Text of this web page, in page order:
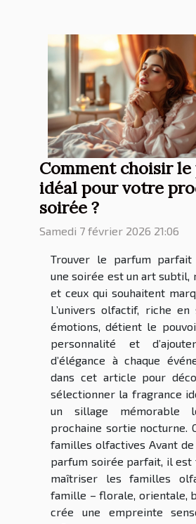
Comment choisir
idéal pour votre
soirée ?
Samedi 7 février 2026 21:06
Trouver le parfum
une soirée est un art subtil,
et ceux qui souhaitent
L’univers olfactif, riche
émotions, détient le
personnalité et
d’élégance à chaque
dans cet article pour
sélectionner la fragrance
un sillage mémorable
prochaine sortie nocturne.
familles olfactives Avant
parfum soirée parfait, il est
maîtriser les familles
famille – florale, orientale,
crée une empreinte